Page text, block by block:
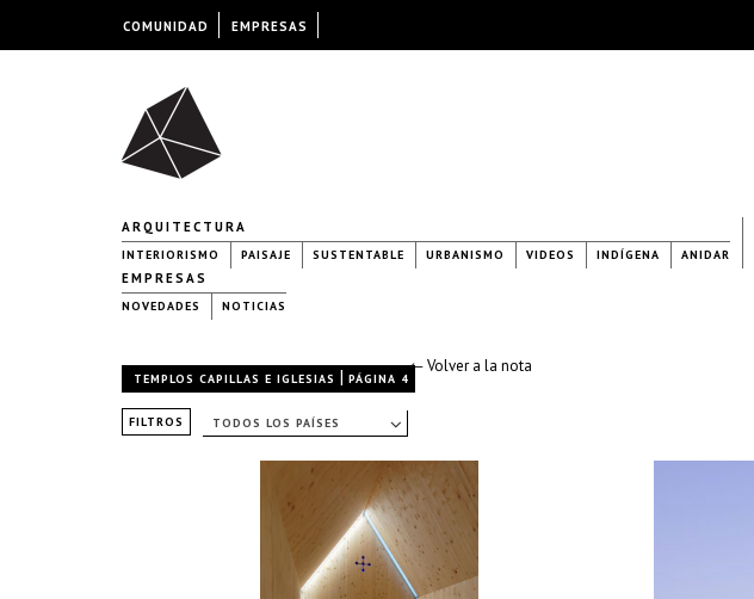
ARQUITECTURA
INTERIORISMO PAISAJE SUSTENTABLE URBANISMO VIDEOS INDÍGENA ANIDAR
EMPRESAS
NOVEDADES NOTICIAS
← Volver a la nota
TEMPLOS CAPILLAS E IGLESIAS | PÁGINA 4
FILTROS TODOS LOS PAÍSES
COMUNIDAD EMPRESAS